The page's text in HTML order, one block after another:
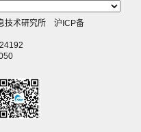
技术研究所 沪ICP备